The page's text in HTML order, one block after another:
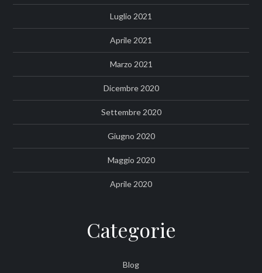
Luglio 2021
Aprile 2021
Marzo 2021
Dicembre 2020
Settembre 2020
Giugno 2020
Maggio 2020
Aprile 2020
Categorie
Blog